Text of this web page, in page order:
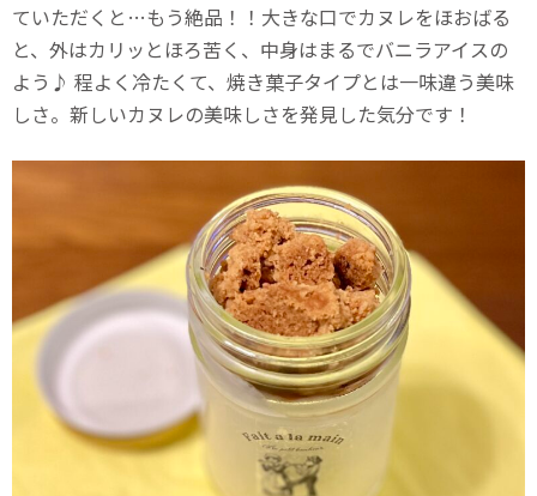
ていただくと…もう絶品！！大きな口でカヌレをほおばる
と、外はカリッとほろ苦く、中身はまるでバニラアイスの
よう♪ 程よく冷たくて、焼き菓子タイプとは一味違う美味
しさ。新しいカヌレの美味しさを発見した気分です！